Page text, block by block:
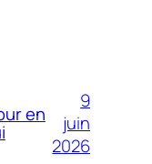
en
9
juin
2026